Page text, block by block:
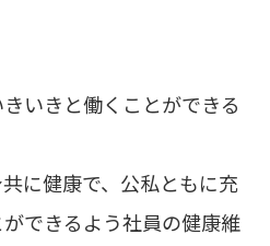
いきと働くことができる
に健康で、公私ともに充
できるよう社員の健康維